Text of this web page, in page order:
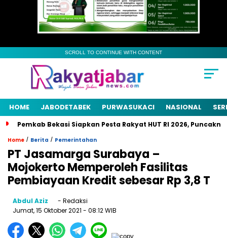
SCROLL TO CONTINUE WITH CONTENT
HOME JABODETABEK PURWASUKACI NASIONAL
Pemkab Bekasi Siapkan Pesta Rakyat HUT RI 2026,
Home / Berita / Pemerintahan
PT Jasamarga Surabaya –
Mojokerto Memperoleh Fasilitas
Pembiayaan Kredit sebesar Rp 3,8 T
Abdul Aziz
- Redaksi
Jumat, 15 Oktober 2021 - 08:12 WIB